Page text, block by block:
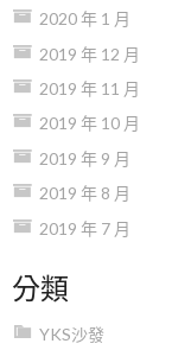
2020 年 1 月
2019 年 12 月
2019 年 11 月
2019 年 10 月
2019 年 9 月
2019 年 8 月
2019 年 7 月
分類
YKS沙發